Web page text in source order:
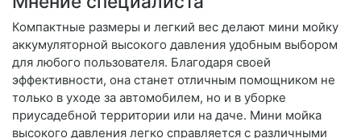
Компактные размеры и легкий вес делают мини мойку
аккумуляторной высокого давления удобным выбором
для любого пользователя. Благодаря своей
эффективности, она станет отличным помощником не
только в уходе за автомобилем, но и в уборке
приусадебной территории или на даче. Мини мойка
высокого давления легко справляется с различными